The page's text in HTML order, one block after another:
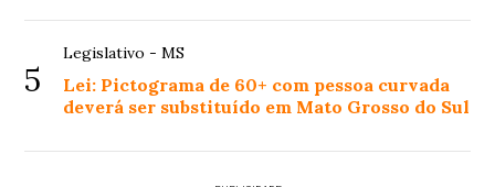
5
Legislativo - MS
Lei: Pictograma de 60+ com pessoa curvada
deverá ser substituído em Mato Grosso do Sul